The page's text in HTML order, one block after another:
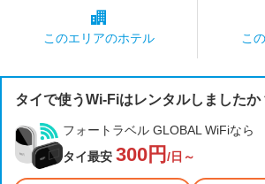
このエリアのホテル こ
タイで使うWi-Fiはレンタルしましたか
フォートラベル GLOBAL WiFiなら
タイ最安 300円 /日～